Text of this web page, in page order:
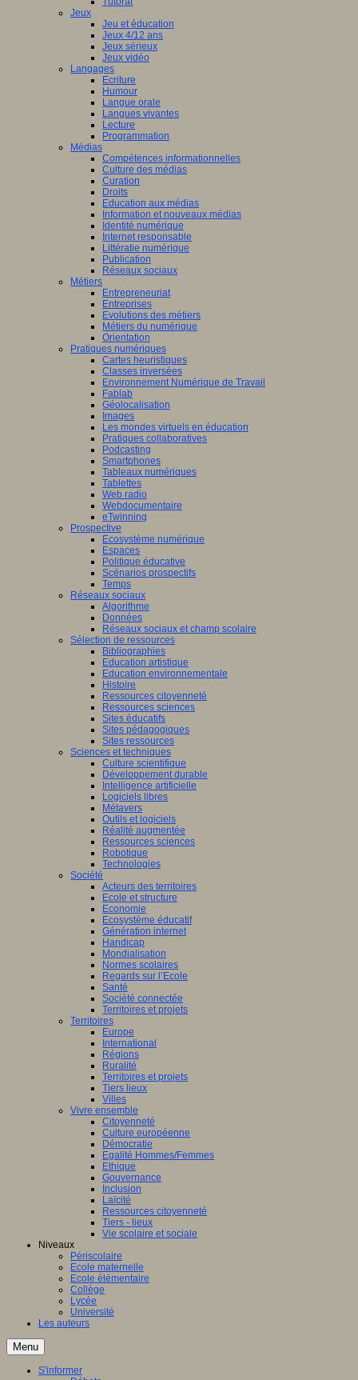
Jeux
Jeu et éducation
Jeux 4/12 ans
Jeux sérieux
Jeux vidéo
Langages
Ecriture
Humour
Langue orale
Langues vivantes
Lecture
Programmation
Médias
Compétences informationnelles
Culture des médias
Curation
Droits
Education aux médias
Information et nouveaux médias
Identité numérique
Internet responsable
Littératie numérique
Publication
Réseaux sociaux
Métiers
Entrepreneuriat
Entreprises
Evolutions des métiers
Métiers du numérique
Orientation
Pratiques numériques
Cartes heuristiques
Classes inversées
Environnement Numérique de Travail
Fablab
Géolocalisation
Images
Les mondes virtuels en éducation
Pratiques collaboratives
Podcasting
Smartphones
Tableaux numériques
Tablettes
Web radio
Webdocumentaire
eTwinning
Prospective
Ecosystème numérique
Espaces
Politique éducative
Scénarios prospectifs
Temps
Réseaux sociaux
Algorithme
Données
Réseaux sociaux et champ scolaire
Sélection de ressources
Bibliographies
Education artistique
Education environnementale
Histoire
Ressources citoyenneté
Ressources sciences
Sites éducatifs
Sites pédagogiques
Sites ressources
Sciences et techniques
Culture scientifique
Développement durable
Intelligence artificielle
Logiciels libres
Métavers
Outils et logiciels
Réalité augmentée
Ressources sciences
Robotique
Technologies
Société
Acteurs des territoires
Ecole et structure
Economie
Ecosystème éducatif
Génération internet
Handicap
Mondialisation
Normes scolaires
Regards sur l’Ecole
Santé
Société connectée
Territoires et projets
Territoires
Europe
International
Régions
Ruralité
Territoires et projets
Tiers lieux
Villes
Vivre ensemble
Citoyenneté
Culture européenne
Démocratie
Egalité Hommes/Femmes
Ethique
Gouvernance
Inclusion
Laïcité
Ressources citoyenneté
Tiers - lieux
Vie scolaire et sociale
Niveaux
Périscolaire
Ecole maternelle
Ecole élémentaire
Collège
Lycée
Université
Les auteurs
Menu
S'informer